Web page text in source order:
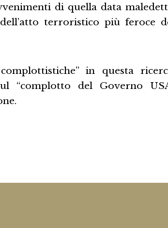
di quella data
terroristico più feroce
in questa
“complotto del Governo